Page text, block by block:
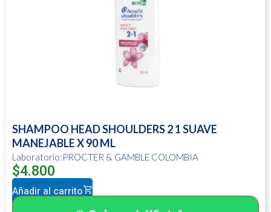
SHAMPOO HEAD SHOULDERS 2 1 SUAVE
MANEJABLE X 90 ML
Laboratorio:PROCTER & GAMBLE COLOMBIA
$4.800
Añadir al carrito